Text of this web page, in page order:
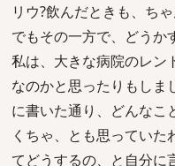
リウ?飲んだときも、ち
でもその一方で、どうか
私は、大きな病院のレン
なのかと思ったりもしま
に書いた通り、どんなこ
くちゃ、とも思ってい
てどうするの、と自分に